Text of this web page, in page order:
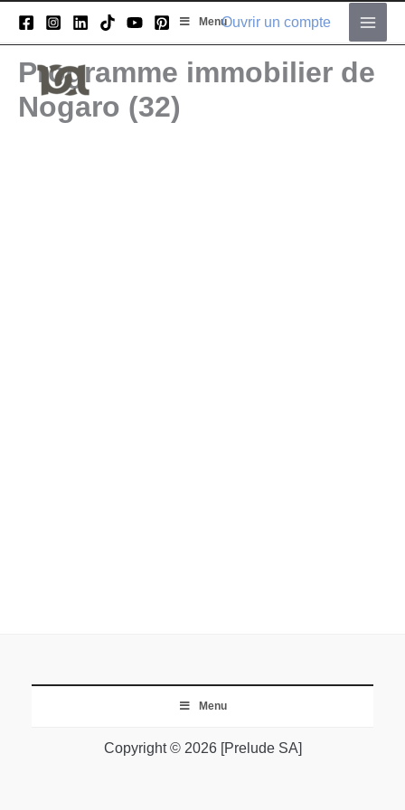
Ouvrir un compte
Main
Programme immobilier de
Nogaro (32)
Menu
Copyright © 2026 [Prelude SA]
Menu